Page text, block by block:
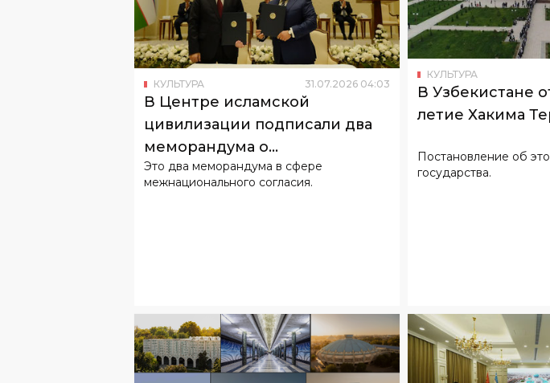
КУЛЬТУРА 31.07.2026 04:03
В Центре исламской
цивилизации подписали два
меморандума о
сотрудничестве
Это два меморандума в сфере
межнационального согласия.
КУЛЬТУРА
В Узбекистане
летие Хакима
Постановление об
государства.